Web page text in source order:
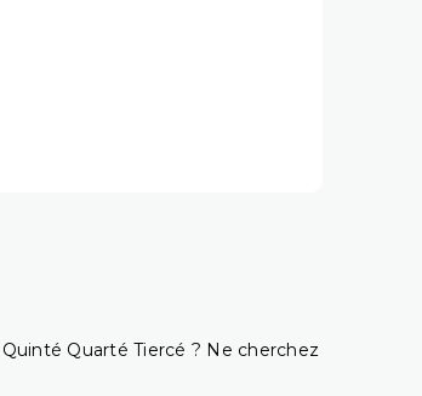
Quarté Tiercé ? Ne cherchez